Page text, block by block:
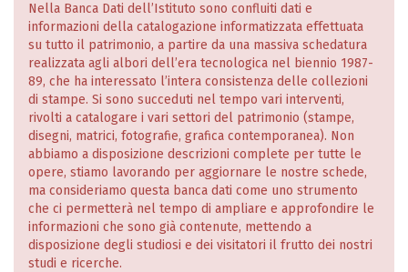
Nella Banca Dati dell’Istituto sono confluiti dati e
informazioni della catalogazione informatizzata effettuata
su tutto il patrimonio, a partire da una massiva schedatura
realizzata agli albori dell’era tecnologica nel biennio 1987-
89, che ha interessato l’intera consistenza delle collezioni
di stampe. Si sono succeduti nel tempo vari interventi,
rivolti a catalogare i vari settori del patrimonio (stampe,
disegni, matrici, fotografie, grafica contemporanea). Non
abbiamo a disposizione descrizioni complete per tutte le
opere, stiamo lavorando per aggiornare le nostre schede,
ma consideriamo questa banca dati come uno strumento
che ci permetterà nel tempo di ampliare e approfondire le
informazioni che sono già contenute, mettendo a
disposizione degli studiosi e dei visitatori il frutto dei nostri
studi e ricerche.